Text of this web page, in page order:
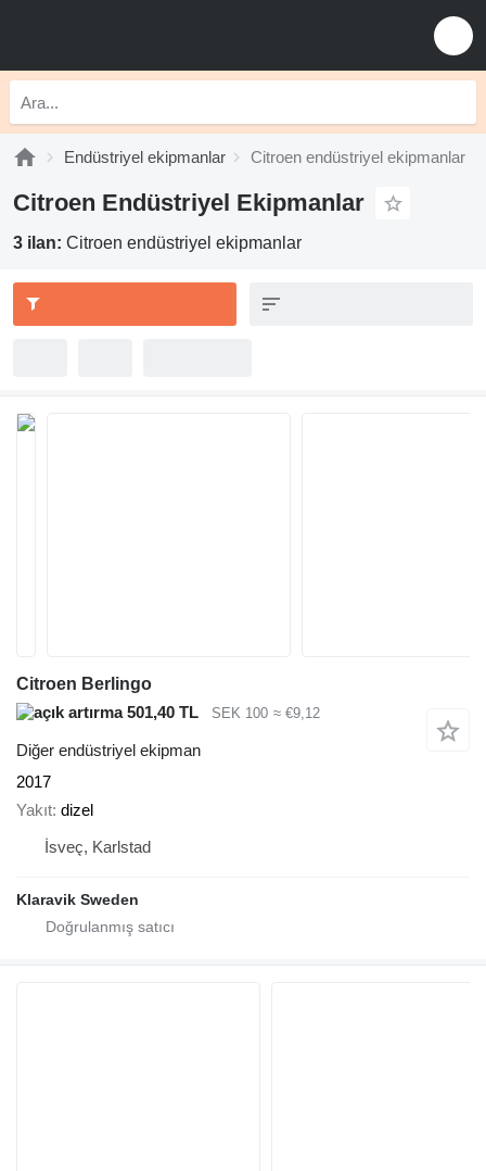
Endüstriyel ekipmanlar Citroen endüstriyel ekipmanlar
Citroen Endüstriyel Ekipmanlar
3 ilan: Citroen endüstriyel ekipmanlar
Citroen Berlingo
501,40 TL
SEK 100 ≈ €9,12
Diğer endüstriyel ekipman
2017
Yakıt dizel
İsveç, Karlstad
Klaravik Sweden